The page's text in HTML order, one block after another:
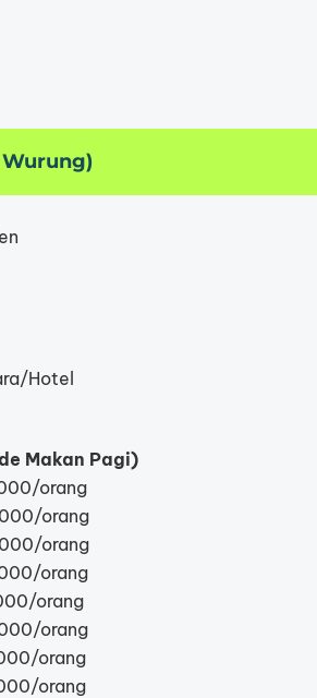
Hotel
Makan Pagi)
orang
orang
orang
orang
orang
orang
orang
orang